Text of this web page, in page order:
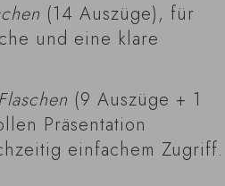
(14 Auszüge), für
und eine klare
(9 Auszüge + 1
Präsentation
einfachem Zugriff.